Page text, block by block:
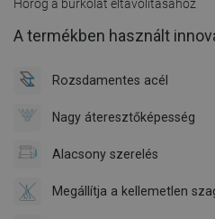
Horog a burkolat eltávolításához
A termékben használt
Rozsdamentes acél
Nagy áteresztőképesség
Alacsony szerelés
Megállítja a kellemetlen